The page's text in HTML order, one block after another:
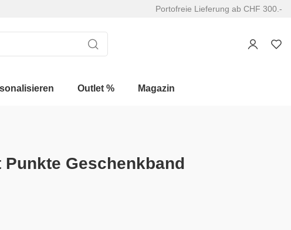
Portofreie Lieferung ab CHF 300.-
Outlet % Magazin
Punkte Geschenkband